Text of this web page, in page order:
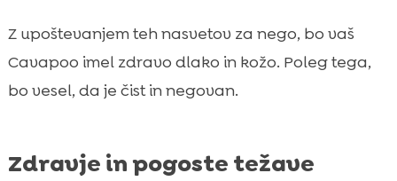
Z upoštevanjem teh nasvetov za nego, bo vaš
Cavapoo imel zdravo dlako in kožo. Poleg tega,
bo vesel, da je čist in negovan.
Zdravje in pogoste težave